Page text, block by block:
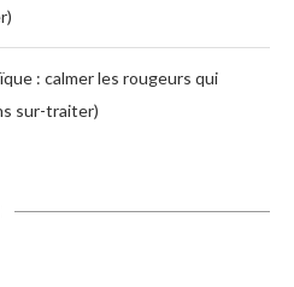
: calmer les rougeurs qui
sur-traiter)